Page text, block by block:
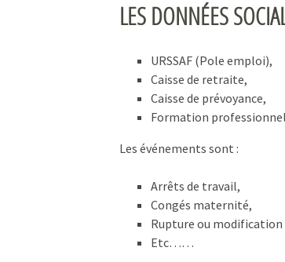
LES DONNÉES
URSSAF (Pole emploi),
Caisse de retraite,
Caisse de prévoyance,
Formation
Les événements sont :
Arrêts de travail,
Congés maternité,
Rupture ou
Etc……